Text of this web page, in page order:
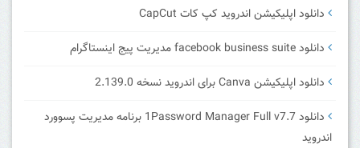
دانلود اپلیکیشن اندروید کپ کات CapCut
دانلود facebook business suite مدیریت پیج اینستاگرام
دانلود اپلیکیشن Canva برای اندروید نسخه 2.139.0
دانلود 1Password Manager Full v7.7 برنامه مدیریت پسوورد
اندروید